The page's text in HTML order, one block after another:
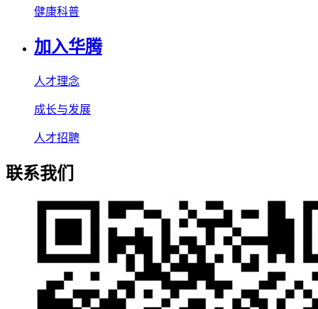
健康科普
加入华腾
人才理念
成长与发展
人才招聘
联系我们